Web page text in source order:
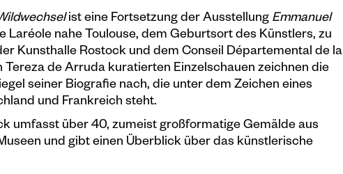
ist eine Fortsetzung der Ausstellung Emmanuel
Laréole nahe Toulouse, dem Geburtsort des Künstlers, zu
Kunsthalle Rostock und dem Conseil Départemental de la
de Arruda kuratierten Einzelschauen zeichnen die
seiner Biografie nach, die unter dem Zeichen eines
und Frankreich steht.
umfasst über 40, zumeist großformatige Gemälde aus
und gibt einen Überblick über das künstlerische